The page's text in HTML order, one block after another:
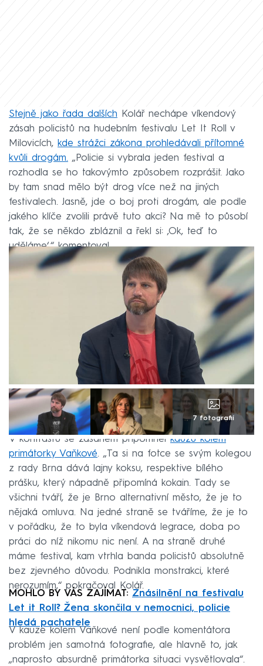
Stejně jako řada dalších Kolář nechápe víkendový
zásah policistů na hudebním festivalu Let It Roll v
Milovicích, kde strážci zákona prohledávali přítomné
kvůli drogám. „Policie si vybrala jeden festival a
rozhodla se ho takovýmto způsobem rozprášit. Jako
by tam snad mělo být drog více než na jiných
festivalech. Jasně, jde o boj proti drogám, ale podle
jakého klíče zvolili právě tuto akci? Na mě to působí
tak, že se někdo zbláznil a řekl si: ‚Ok, teď to
uděláme‘,“ komentoval.
7 fotografií
V kontrastu se zásahem připomněl kauzu kolem
primátorky Vaňkové. „Ta si na fotce se svým kolegou
z rady Brna dává lajny koksu, respektive bílého
prášku, který nápadně připomíná kokain. Tady se
všichni tváří, že je Brno alternativní město, že je to
nějaká omluva. Na jedné straně se tváříme, že je to
v pořádku, že to byla víkendová legrace, doba po
práci do níž nikomu nic není. A na straně druhé
máme festival, kam vtrhla banda policistů absolutně
bez zjevného důvodu. Podnikla monstrakci, které
nerozumím,“ pokračoval Kolář.
MOHLO BY VÁS ZAJÍMAT: Znásilnění na festivalu
Let it Roll? Žena skončila v nemocnici, policie
hledá pachatele
V kauze kolem Vaňkové není podle komentátora
problém jen samotná fotografie, ale hlavně to, jak
„naprosto absurdně primátorka situaci vysvětlovala“.